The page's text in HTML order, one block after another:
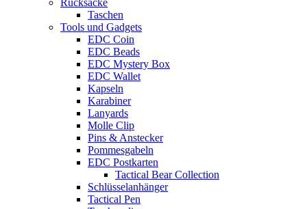
Rucksäcke
Taschen
Tools und Gadgets
EDC Coin
EDC Beads
EDC Mystery Box
EDC Wallet
Kapseln
Karabiner
Lanyards
Molle Clip
Pins & Anstecker
Pommesgabeln
EDC Postkarten
Tactical Bear Collection
Schlüsselanhänger
Tactical Pen